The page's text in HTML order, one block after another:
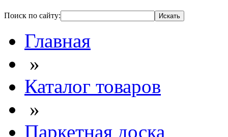
Поиск по сайту:
Главная
»
Каталог товаров
»
Паркетная доска